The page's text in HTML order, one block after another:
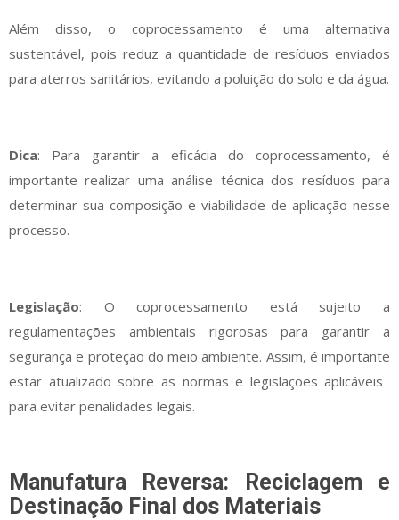
Além disso, o coprocessamento é uma alternativa
sustentável, pois reduz a quantidade de resíduos enviados
para aterros sanitários, evitando a poluição do solo e da água.
Dica: Para garantir a eficácia do coprocessamento, é
importante realizar uma análise técnica dos resíduos para
determinar sua composição e viabilidade de aplicação nesse
processo.
Legislação: O coprocessamento está sujeito a
regulamentações ambientais rigorosas para garantir a
segurança e proteção do meio ambiente. Assim, é importante
estar atualizado sobre as normas e legislações aplicáveis ​​
para evitar penalidades legais.
Manufatura Reversa: Reciclagem e
Destinação Final dos Materiais